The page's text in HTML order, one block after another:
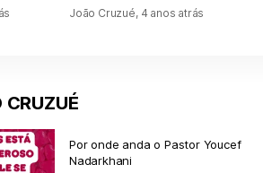
João Cruzué, 4 anos atrás
CRUZUÉ
Por onde anda o Pastor Youcef
Nadarkhani